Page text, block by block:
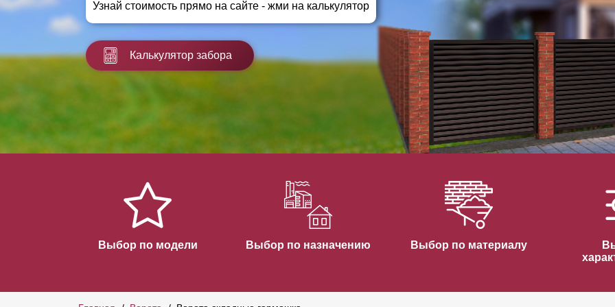
Заборы для дачи
Заборы и ограждения для школ
Забор на участок 10 соток
Горизонтальные заборы
Высокие заборы
Красивые, дизайнерские заборы
ВЫБОР ПО СПОСОБУ МОНТАЖА
Заборы под ключ
Готовые заборы
Быстровозводимые заборы
Узнай стоимость прямо на сайте - жми на калькулятор
Калькулятор забора
Выбор по модели Выбор по назначению Выбор по материалу